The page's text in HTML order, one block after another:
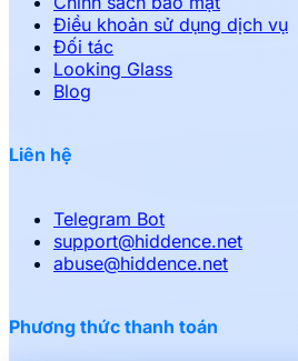
Điều khoản sử dụng dịch vụ
Đối tác
Looking Glass
Blog
Liên hệ
Telegram Bot
support@hiddence.net
abuse@hiddence.net
Phương thức thanh toán